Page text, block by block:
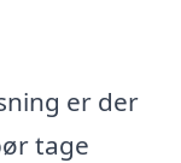
er der
tage